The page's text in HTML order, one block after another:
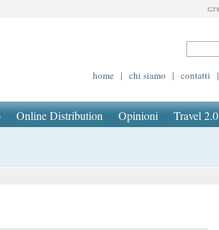
home | chi siamo | contatti |
Online Distribution Opinioni Travel 2.0